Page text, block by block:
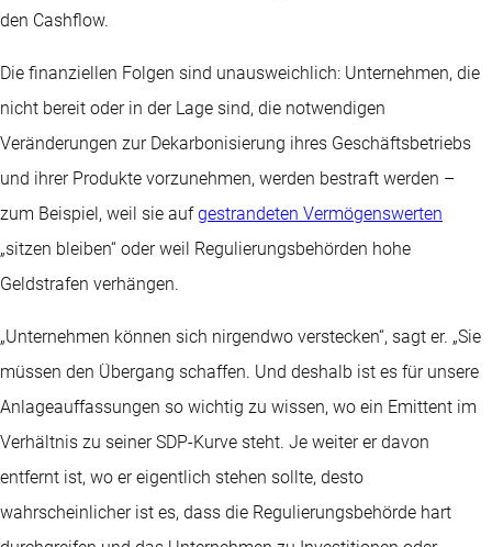
den Cashflow.
Die finanziellen Folgen sind unausweichlich: Unternehmen, die
nicht bereit oder in der Lage sind, die notwendigen
Veränderungen zur Dekarbonisierung ihres Geschäftsbetriebs
und ihrer Produkte vorzunehmen, werden bestraft werden –
zum Beispiel, weil sie aufgestrandeten Vermögenswerten
„sitzen bleiben“ oder weil Regulierungsbehörden hohe
Geldstrafen verhängen.
„Unternehmen können sich nirgendwo verstecken“, sagt er. „Sie
müssen den Übergang schaffen. Und deshalb ist es für unsere
Anlageauffassungen so wichtig zu wissen, wo ein Emittent im
Verhältnis zu seiner SDP-Kurve steht. Je weiter er davon
entfernt ist, wo er eigentlich stehen sollte, desto
wahrscheinlicher ist es, dass die Regulierungsbehörde hart